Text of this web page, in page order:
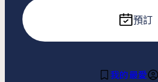
預訂
我的最愛